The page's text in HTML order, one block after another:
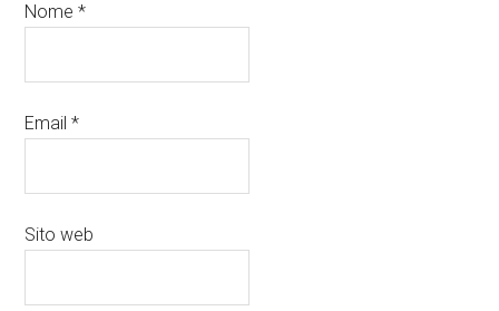
Nome*
Email*
Sito web